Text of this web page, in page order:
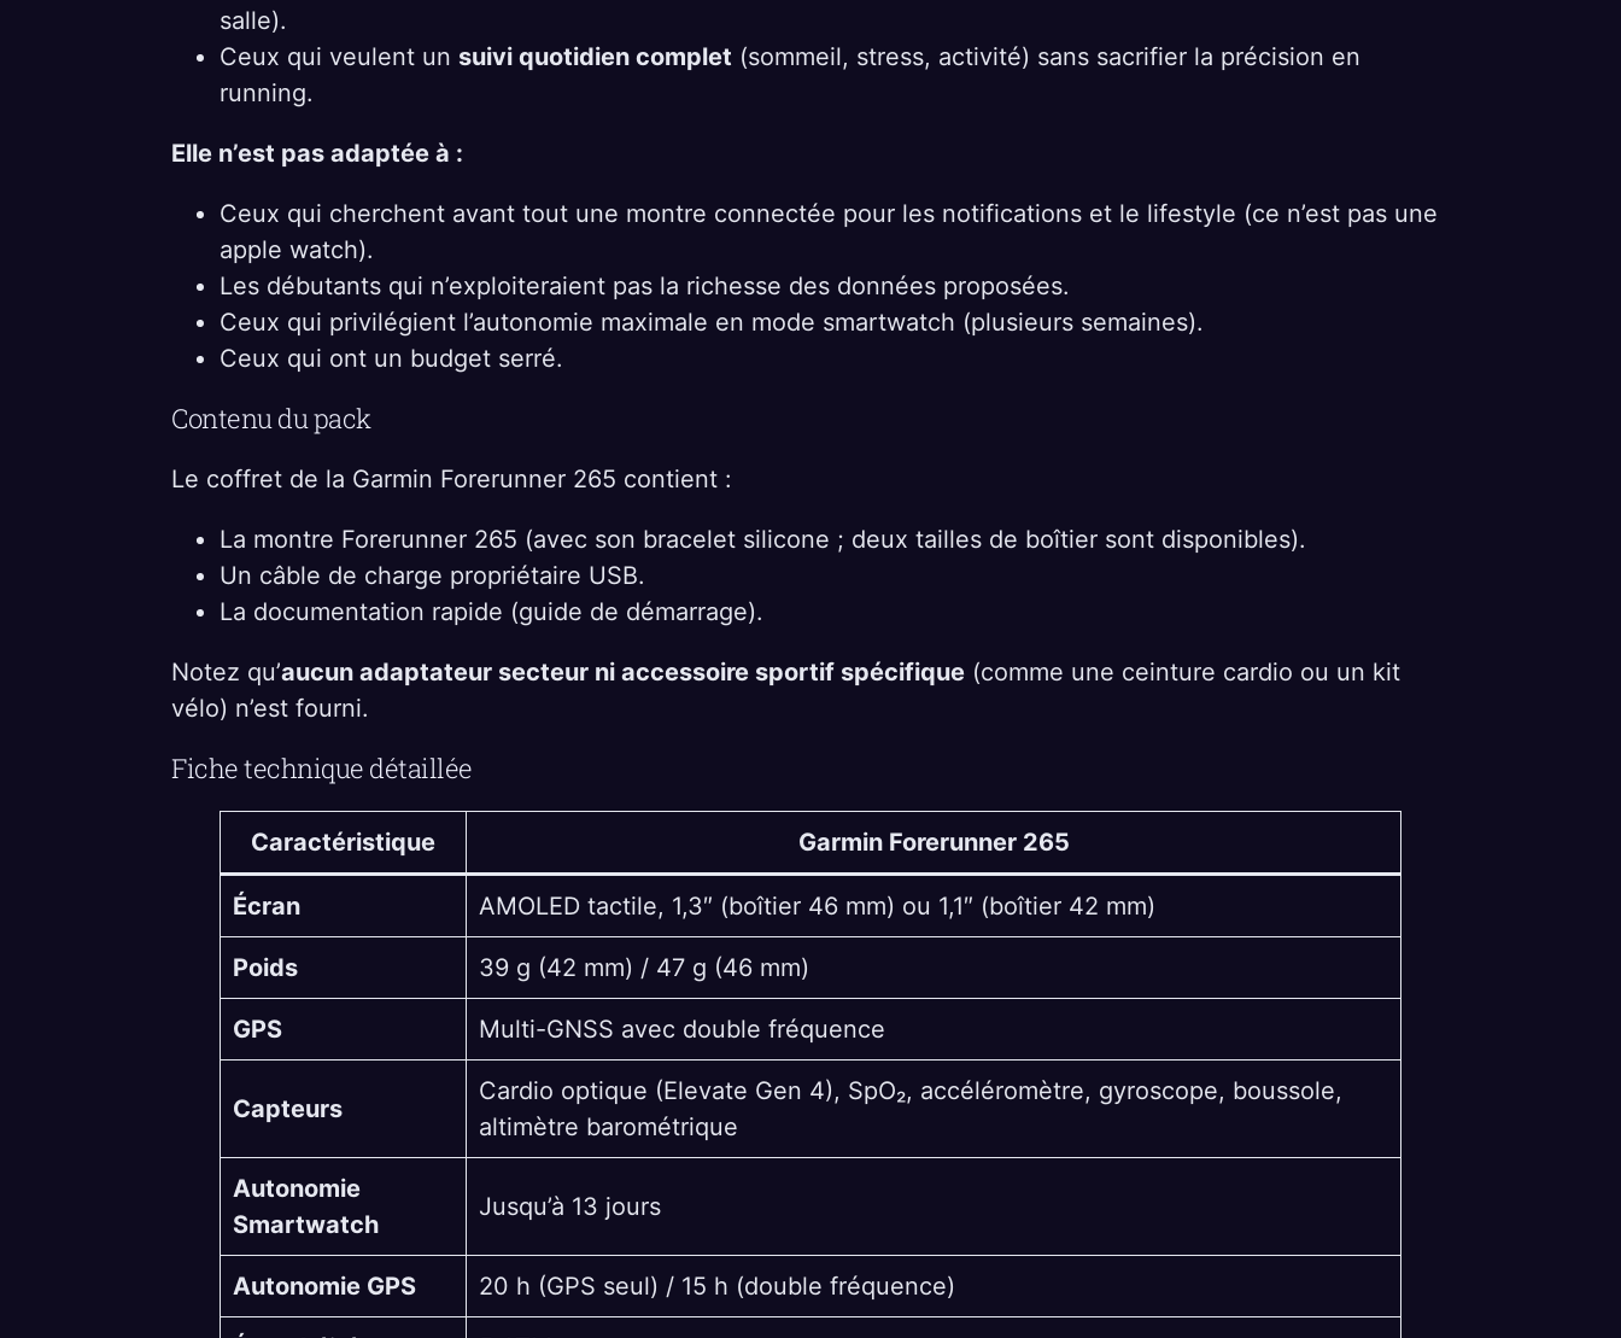
salle).
Ceux qui veulent un suivi quotidien complet (sommeil, stress, activité) sans sacrifier la précision en
running.
Elle n’est pas adaptée à :
Ceux qui cherchent avant tout une montre connectée pour les notifications et le lifestyle (ce n’est pas une
apple watch).
Les débutants qui n’exploiteraient pas la richesse des données proposées.
Ceux qui privilégient l’autonomie maximale en mode smartwatch (plusieurs semaines).
Ceux qui ont un budget serré.
Contenu du pack
Le coffret de la Garmin Forerunner 265 contient :
La montre Forerunner 265 (avec son bracelet silicone ; deux tailles de boîtier sont disponibles).
Un câble de charge propriétaire USB.
La documentation rapide (guide de démarrage).
Notez qu’aucun adaptateur secteur ni accessoire sportif spécifique (comme une ceinture cardio ou un kit
vélo) n’est fourni.
Fiche technique détaillée
Caractéristique Garmin Forerunner 265
Écran AMOLED tactile, 1,3″ (boîtier 46 mm) ou 1,1″ (boîtier 42 mm)
Poids 39 g (42 mm) / 47 g (46 mm)
GPS Multi-GNSS avec double fréquence
Capteurs
Cardio optique (Elevate Gen 4), SpO₂, accéléromètre, gyroscope, boussole,
altimètre barométrique
Autonomie
Smartwatch
Jusqu’à 13 jours
Autonomie GPS 20 h (GPS seul) / 15 h (double fréquence)